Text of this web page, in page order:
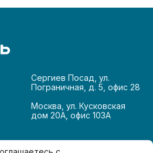
Сергиев Посад, ул.
Пограничная, д. 5, офис 28
Москва, ул. Кусковская
дом 20А, офис 103А